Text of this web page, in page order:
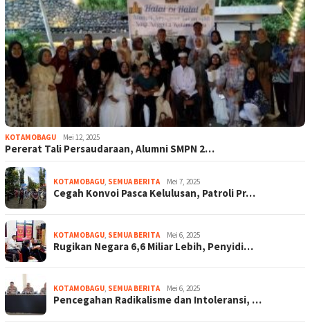
KOTAMOBAGU Mei 12, 2025
Pererat Tali Persaudaraan, Alumni SMPN 2…
KOTAMOBAGU, SEMUA BERITA Mei 7, 2025
Cegah Konvoi Pasca Kelulusan, Patroli Pr…
KOTAMOBAGU, SEMUA BERITA Mei 6, 2025
Rugikan Negara 6,6 Miliar Lebih, Penyidi…
KOTAMOBAGU, SEMUA BERITA Mei 6, 2025
Pencegahan Radikalisme dan Intoleransi, …